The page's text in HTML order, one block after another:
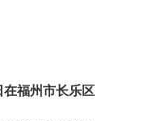
在福州市长乐区